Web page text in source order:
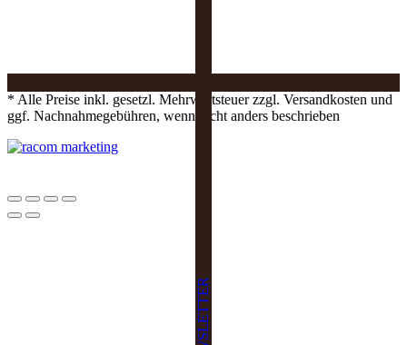
* Alle Preise inkl. gesetzl. Mehrwertsteuer zzgl. Versandkosten und
ggf. Nachnahmegebühren, wenn nicht anders beschrieben
NEWSLETTER